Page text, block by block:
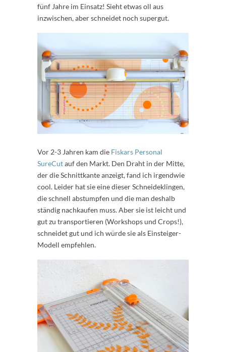
fünf Jahre im Einsatz! Sieht etwas oll aus
inzwischen, aber schneidet noch supergut.
Vor 2-3 Jahren kam die Fiskars Personal
SureCutauf den Markt. Den Draht in der Mitte,
der die Schnittkante anzeigt, fand ich irgendwie
cool. Leider hat sie eine dieser Schneideklingen,
die schnell abstumpfen und die man deshalb
ständig nachkaufen muss. Aber sie ist leicht und
gut zu transportieren (Workshops und Crops!),
schneidet gut und ich würde sie als Einsteiger-
Modell empfehlen.